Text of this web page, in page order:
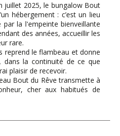
juillet 2025, le bungalow Bout
hébergement : c’est un lieu
par la l'empeinte bienveillante
des années, accueillir les
rare.
reprend le flambeau et donne
la continuité de ce que
plaisir de recevoir.
Bout du Rêve transmette à
cher aux habitués de